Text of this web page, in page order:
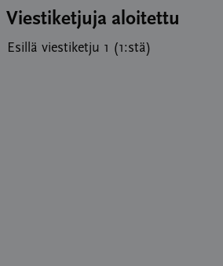
Viestiketjuja aloitettu
Esillä viestiketju 1 (1:stä)